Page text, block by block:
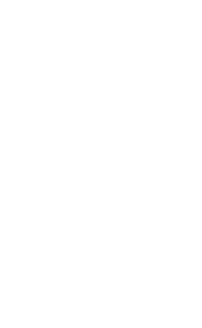
。夢中になって遊ん
、一生懸命なのがよ
た♡